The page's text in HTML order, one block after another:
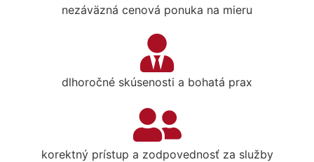
nezáväzná cenová ponuka na mieru
dlhoročné skúsenosti a bohatá prax
korektný prístup a zodpovednosť za služby